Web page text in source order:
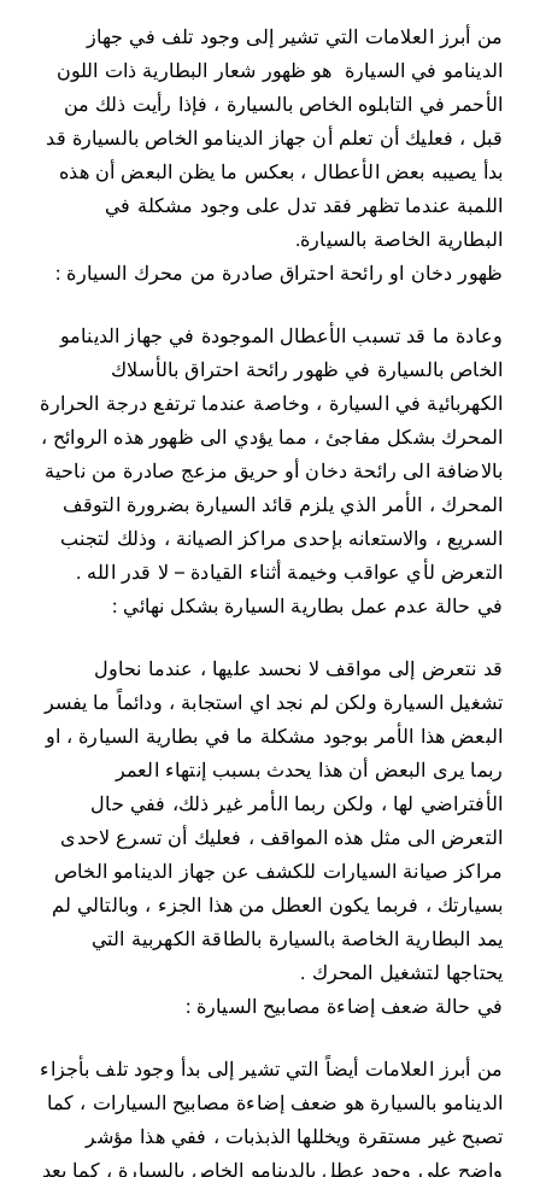
من أبرز العلامات التي تشير إلى وجود تلف في جهاز
الدينامو في السيارة هو ظهور شعار البطارية ذات اللون
الأحمر في التابلوه الخاص بالسيارة ، فإذا رأيت ذلك من
قبل ، فعليك أن تعلم أن جهاز الدينامو الخاص بالسيارة قد
بدأ يصيبه بعض الأعطال ، بعكس ما يظن البعض أن هذه
اللمبة عندما تظهر فقد تدل على وجود مشكلة في
البطارية الخاصة بالسيارة.
ظهور دخان او رائحة احتراق صادرة من محرك السيارة :
وعادة ما قد تسبب الأعطال الموجودة في جهاز الدينامو
الخاص بالسيارة في ظهور رائحة احتراق بالأسلاك
الكهربائية في السيارة ، وخاصة عندما ترتفع درجة الحرارة
المحرك بشكل مفاجئ ، مما يؤدي الى ظهور هذه الروائح ،
بالاضافة الى رائحة دخان أو حريق مزعج صادرة من ناحية
المحرك ، الأمر الذي يلزم قائد السيارة بضرورة التوقف
السريع ، والاستعانه بإحدى مراكز الصيانة ، وذلك لتجنب
التعرض لأي عواقب وخيمة أثناء القيادة – لا قدر الله .
في حالة عدم عمل بطارية السيارة بشكل نهائي :
قد نتعرض إلى مواقف لا نحسد عليها ، عندما نحاول
تشغيل السيارة ولكن لم نجد اي استجابة ، ودائماً ما يفسر
البعض هذا الأمر بوجود مشكلة ما في بطارية السيارة ، او
ربما يرى البعض أن هذا يحدث بسبب إنتهاء العمر
الأفتراضي لها ، ولكن ربما الأمر غير ذلك، ففي حال
التعرض الى مثل هذه المواقف ، فعليك أن تسرع لاحدى
مراكز صيانة السيارات للكشف عن جهاز الدينامو الخاص
بسيارتك ، فربما يكون العطل من هذا الجزء ، وبالتالي لم
يمد البطارية الخاصة بالسيارة بالطاقة الكهربية التي
يحتاجها لتشغيل المحرك .
في حالة ضعف إضاءة مصابيح السيارة :
من أبرز العلامات أيضاً التي تشير إلى بدأ وجود تلف بأجزاء
الدينامو بالسيارة هو ضعف إضاءة مصابيح السيارات ، كما
تصبح غير مستقرة ويخللها الذبذبات ، ففي هذا مؤشر
واضح على وجود عطل بالدينامو الخاص بالسيارة ، كما يعد